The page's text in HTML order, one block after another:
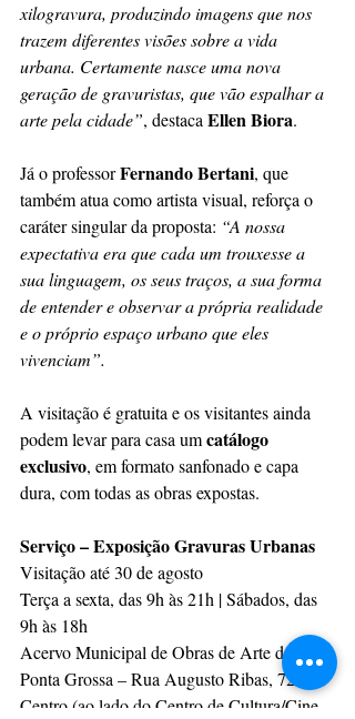
xilogravura, produzindo imagens que nos
trazem diferentes visões sobre a vida
urbana. Certamente nasce uma nova
geração de gravuristas, que vão espalhar a
arte pela cidade”, destaca Ellen Biora.
Já o professor Fernando Bertani, que
também atua como artista visual, reforça o
caráter singular da proposta: “A nossa
expectativa era que cada um trouxesse a
sua linguagem, os seus traços, a sua forma
de entender e observar a própria realidade
e o próprio espaço urbano que eles
vivenciam”.
A visitação é gratuita e os visitantes ainda
podem levar para casa um catálogo
exclusivo, em formato sanfonado e capa
dura, com todas as obras expostas.
Serviço – Exposição Gravuras Urbanas
Visitação até 30 de agosto
Terça a sexta, das 9h às 21h | Sábados, das
9h às 18h
Acervo Municipal de Obras de Arte de
Ponta Grossa – Rua Augusto Ribas, 722 –
Centro (ao lado do Centro de Cultura/Cine-